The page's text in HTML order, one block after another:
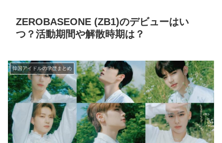
ZEROBASEONE (ZB1)のデビューはい
つ？活動期間や解散時期は？
韓国アイドルの学歴まとめ